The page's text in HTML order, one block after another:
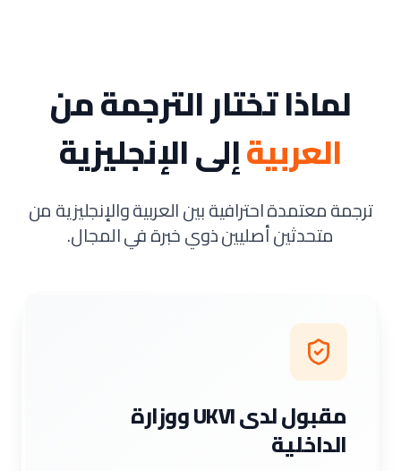
لماذا تختار الترجمة من
العربيةإلى الإنجليزية
ترجمة معتمدة احترافية بين العربية والإنجليزية من
متحدثين أصليين ذوي خبرة في المجال.
مقبول لدى UKVI ووزارة
الداخلية